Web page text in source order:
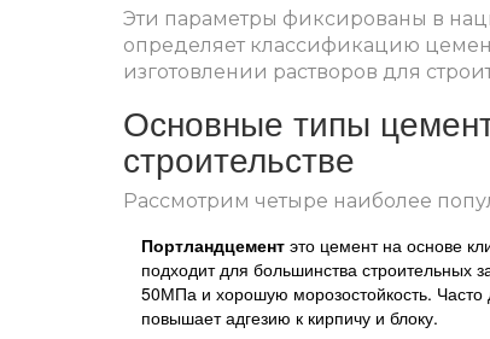
Эти параметры фиксированы в
определяет классификацию
изготовлении растворов для
Основные типы
строительстве
Рассмотрим четыре наиболее
Портландцемент это цемент на основе
подходит для большинства строительных
50МПа и хорошую морозостойкость. Часто
повышает адгезию к кирпичу и блоку.